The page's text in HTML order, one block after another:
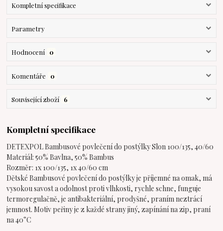
Kompletní specifikace
Parametry
Hodnocení 0
Komentáře 0
Související zboží 6
Kompletní specifikace
DETEXPOL Bambusové povlečení do postýlky Slon 100/135, 40/60
Materiál: 50% Bavlna, 50% Bambus
Rozměr: 1x 100/135, 1x 40/60 cm
Dětské Bambusové povlečení do postýlky je příjemné na omak, má
vysokou savost a odolnost proti vlhkosti, rychle schne, funguje
termoregulačně, je antibakteriální, prodyšné, praním neztrácí
jemnost. Motiv peřiny je z každé strany jiný, zapínání na zip, praní
na 40°C